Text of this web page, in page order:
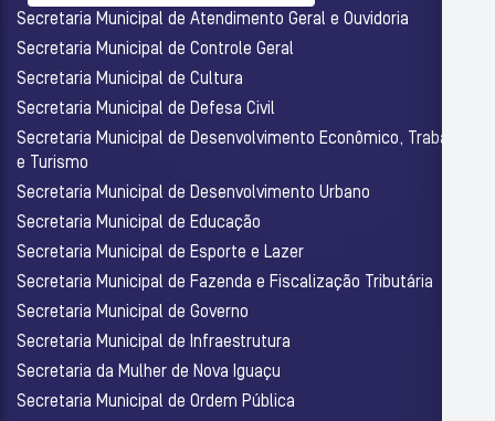
Secretaria Municipal de Atendimento Geral e Ouvidoria
Secretaria Municipal de Controle Geral
Secretaria Municipal de Cultura
Secretaria Municipal de Defesa Civil
Secretaria Municipal de Desenvolvimento Econômico, Trabalho
e Turismo
Secretaria Municipal de Desenvolvimento Urbano
Secretaria Municipal de Educação
Secretaria Municipal de Esporte e Lazer
Secretaria Municipal de Fazenda e Fiscalização Tributária
Secretaria Municipal de Governo
Secretaria Municipal de Infraestrutura
Secretaria da Mulher de Nova Iguaçu
Secretaria Municipal de Ordem Pública